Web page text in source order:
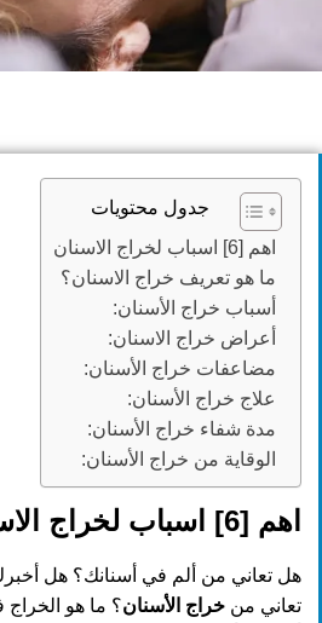
جدول محتويات
اهم [6] اسباب لخراج الاسنان
ما هو تعريف خراج الاسنان؟
أسباب خراج الأسنان:
أعراض خراج الاسنان:
مضاعفات خراج الأسنان:
علاج خراج الأسنان:
مدة شفاء خراج الأسنان:
الوقاية من خراج الأسنان:
اهم [6] اسباب لخراج الاسنان
هل تعاني من ألم في أسنانك؟ هل
تعاني من خراج الأسنان؟ ما هو